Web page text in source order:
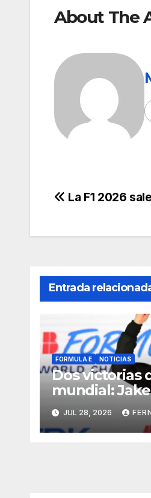
About The
La F1 2026
Entrada
FORMULA E NOTICIAS
Dos victorias
mundial:
líder
JUL 28, 2026